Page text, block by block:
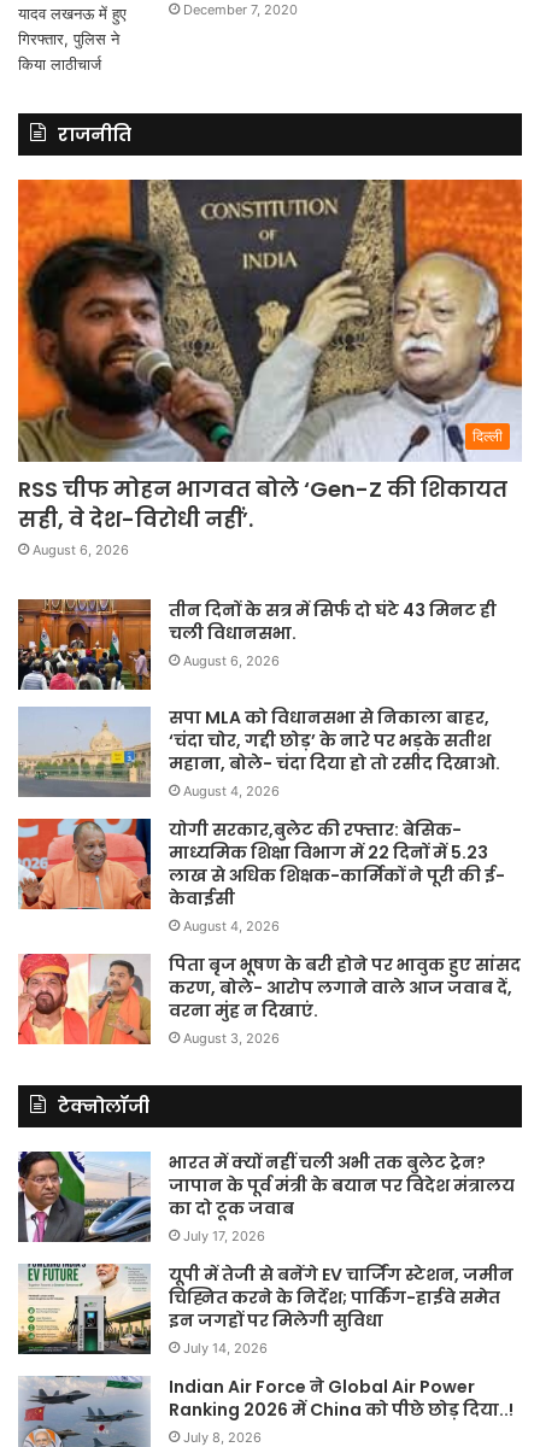
December 7, 2020
राजनीति
दिल्ली
RSS चीफ मोहन भागवत बोले ‘Gen-Z की शिकायत
सही, वे देश-विरोधी नहीं’.
August 6, 2026
तीन दिनों के सत्र में सिर्फ दो घंटे 43 मिनट ही
चली विधानसभा.
August 6, 2026
सपा MLA को विधानसभा से निकाला बाहर,
‘चंदा चोर, गद्दी छोड़’ के नारे पर भड़के सतीश
महाना, बोले- चंदा दिया हो तो रसीद दिखाओ.
August 4, 2026
योगी सरकार,बुलेट की रफ्तार: बेसिक-
माध्यमिक शिक्षा विभाग में 22 दिनों में 5.23
लाख से अधिक शिक्षक-कार्मिकों ने पूरी की ई-
केवाईसी
August 4, 2026
पिता बृज भूषण के बरी होने पर भावुक हुए सांसद
करण, बोले- आरोप लगाने वाले आज जवाब दें,
वरना मुंह न दिखाएं.
August 3, 2026
टेक्नोलॉजी
भारत में क्यों नहीं चली अभी तक बुलेट ट्रेन?
जापान के पूर्व मंत्री के बयान पर विदेश मंत्रालय
का दो टूक जवाब
July 17, 2026
यूपी में तेजी से बनेंगे EV चार्जिंग स्टेशन, जमीन
चिह्नित करने के निर्देश; पार्किंग-हाईवे समेत
इन जगहों पर मिलेगी सुविधा
July 14, 2026
Indian Air Force ने Global Air Power
Ranking 2026 में China को पीछे छोड़ दिया..!
July 8, 2026